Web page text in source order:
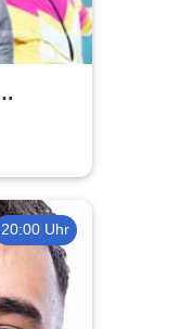
20:00 Uhr